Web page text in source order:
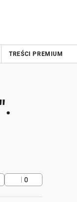
TREŚCI PREMIUM
0